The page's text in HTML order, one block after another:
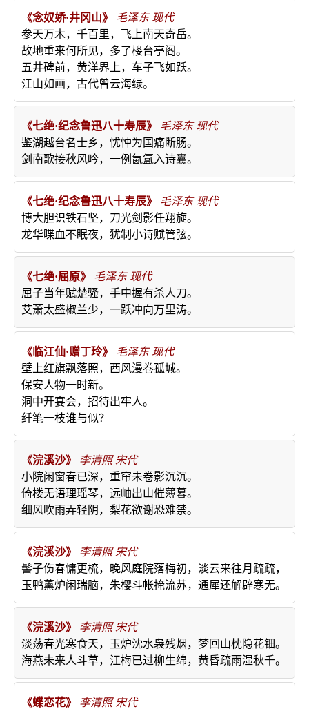
《念奴娇·井冈山》 毛泽东 现代
参天万木，千百里，飞上南天奇岳。
故地重来何所见，多了楼台亭阁。
五井碑前，黄洋界上，车子飞如跃。
江山如画，古代曾云海绿。
《七绝·纪念鲁迅八十寿辰》 毛泽东 现代
鉴湖越台名士乡，忧忡为国痛断肠。
剑南歌接秋风吟，一例氤氲入诗囊。
《七绝·纪念鲁迅八十寿辰》 毛泽东 现代
博大胆识铁石坚，刀光剑影任翔旋。
龙华喋血不眠夜，犹制小诗赋管弦。
《七绝·屈原》 毛泽东 现代
屈子当年赋楚骚，手中握有杀人刀。
艾萧太盛椒兰少，一跃冲向万里涛。
《临江仙·赠丁玲》 毛泽东 现代
壁上红旗飘落照，西风漫卷孤城。
保安人物一时新。
洞中开宴会，招待出牢人。
纤笔一枝谁与似？
《浣溪沙》 李清照 宋代
小院闲窗春已深，重帘未卷影沉沉。
倚楼无语理瑶琴，远岫出山催薄暮。
细风吹雨弄轻阴，梨花欲谢恐难禁。
《浣溪沙》 李清照 宋代
髻子伤春慵更梳，晚风庭院落梅初，淡云来往月疏疏，
玉鸭薰炉闲瑞脑，朱樱斗帐掩流苏，通犀还解辟寒无。
《浣溪沙》 李清照 宋代
淡荡春光寒食天，玉炉沈水袅残烟，梦回山枕隐花钿。
海燕未来人斗草，江梅已过柳生绵，黄昏疏雨湿秋千。
《蝶恋花》 李清照 宋代